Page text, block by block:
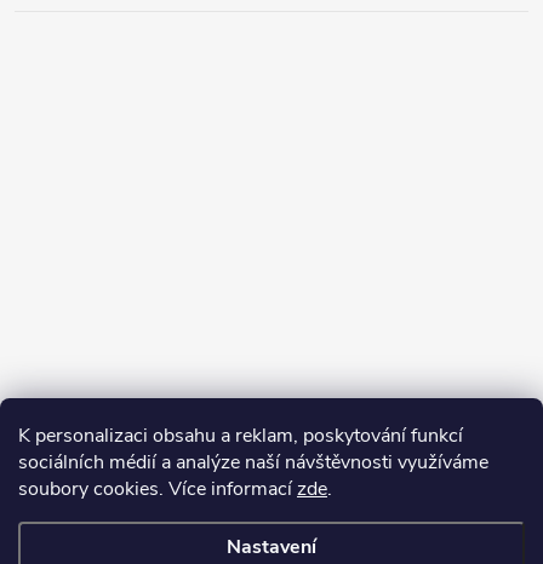
K personalizaci obsahu a reklam, poskytování funkcí
sociálních médií a analýze naší návštěvnosti využíváme
soubory cookies. Více informacízde.
Nastavení